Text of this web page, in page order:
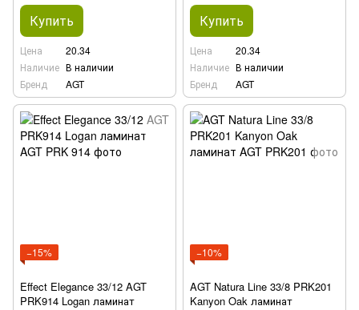
Купить
Цена
20.34
Наличие В наличии
Бренд
AGT
Купить
Цена
20.34
Наличие В наличии
Бренд
AGT
−15%
Effect Elegance 33/12 AGT
PRK914 Logan ламинат
−10%
AGT Natura Line 33/8 PRK201
Kanyon Oak ламинат